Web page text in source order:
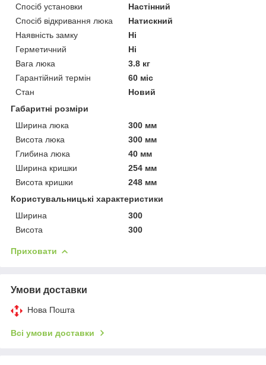
Спосіб установки
Настінний
Спосіб відкривання люка
Натискний
Наявність замку
Ні
Герметичний
Ні
Вага люка
3.8 кг
Гарантійний термін
60 міс
Стан
Новий
Габаритні розміри
Ширина люка
300 мм
Висота люка
300 мм
Глибина люка
40 мм
Ширина кришки
254 мм
Висота кришки
248 мм
Користувальницькі характеристики
Ширина
300
Висота
300
Приховати
Умови доставки
Нова Пошта
Всі умови доставки